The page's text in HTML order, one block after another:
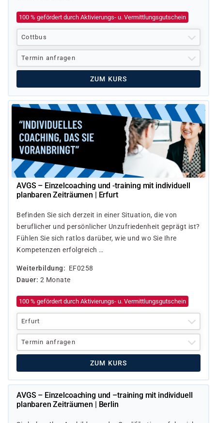
100 % gefördert durch Aktivierungs- u. Vermittlungsgutschein
Cottbus
Termin anfragen
ZUM KURS
AVGS – Einzelcoaching und -training mit individuell
planbaren Zeiträumen | Erfurt
Befinden Sie sich derzeit in einer Situation, die von
beruflicher und persönlicher Unzufriedenheit geprägt ist?
Fühlen Sie sich ratlos darüber, wie und wo Sie Ihre
Kompetenzen erfolgreich …
Weiterbildung
EF0258
Dauer 2 Monate
100 % gefördert durch Aktivierungs- u. Vermittlungsgutschein
Erfurt
Termin anfragen
ZUM KURS
AVGS – Einzelcoaching und –training mit individuell
planbaren Zeiträumen | Berlin